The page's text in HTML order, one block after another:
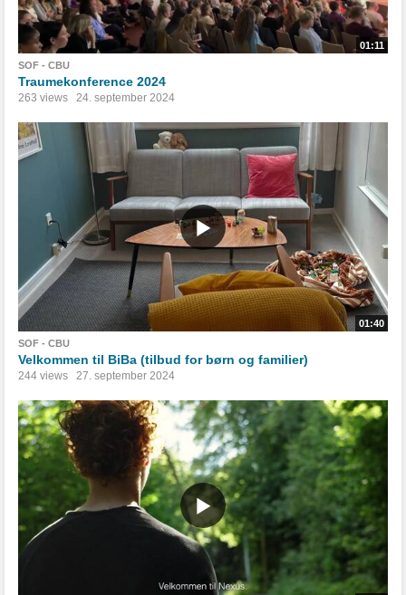
01:11
SOF - CBU
Traumekonference 2024
263 views 24. september 2024
01:40
SOF - CBU
Velkommen til BiBa (tilbud for børn og familier)
244 views 27. september 2024